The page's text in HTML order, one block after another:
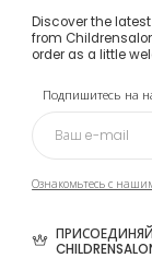
Discover the
from
order as a little
Подпишитесь на
Ознакомьтесь с